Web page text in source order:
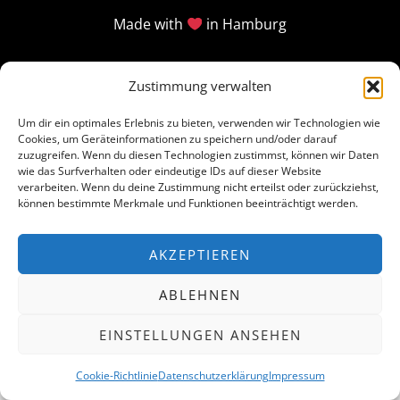
Zustimmung verwalten
Um dir ein optimales Erlebnis zu bieten, verwenden wir Technologien wie
Cookies, um Geräteinformationen zu speichern und/oder darauf
zuzugreifen. Wenn du diesen Technologien zustimmst, können wir Daten
wie das Surfverhalten oder eindeutige IDs auf dieser Website
verarbeiten. Wenn du deine Zustimmung nicht erteilst oder zurückziehst,
können bestimmte Merkmale und Funktionen beeinträchtigt werden.
AKZEPTIEREN
ABLEHNEN
EINSTELLUNGEN ANSEHEN
Cookie-RichtlinieDatenschutzerklärungImpressum
Made with in Hamburg